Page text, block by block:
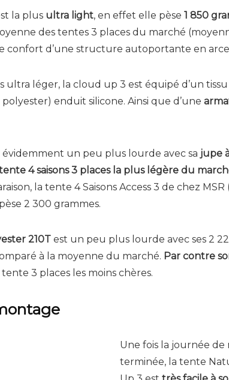
la plus ultra light, en effet elle pèse 1 850
des tentes 3 places du marché
confort d’une structure autoportante en
ultra léger, la cloud up 3 est équipé d’un
enduit silicone. Ainsi que d’une
un peu plus lourde avec sa jupe
tente 4 saisons 3 places la plus légère du
la tente 4 Saisons Access 3 de chez
2 300 grammes.
210T est un peu plus lourde avec ses 2
à la moyenne du marché. Par contre
tente 3 places les moins chères.
Une fois la journée de
terminée, la tente